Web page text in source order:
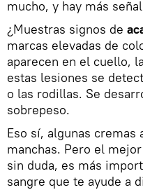
mucho, y hay más
¿Muestras signos de
marcas elevadas de
aparecen en el cuello,
estas lesiones se
o las rodillas. Se
sobrepeso.
Eso sí, algunas cremas
manchas. Pero el
sin duda, es más
sangre que te ayude a